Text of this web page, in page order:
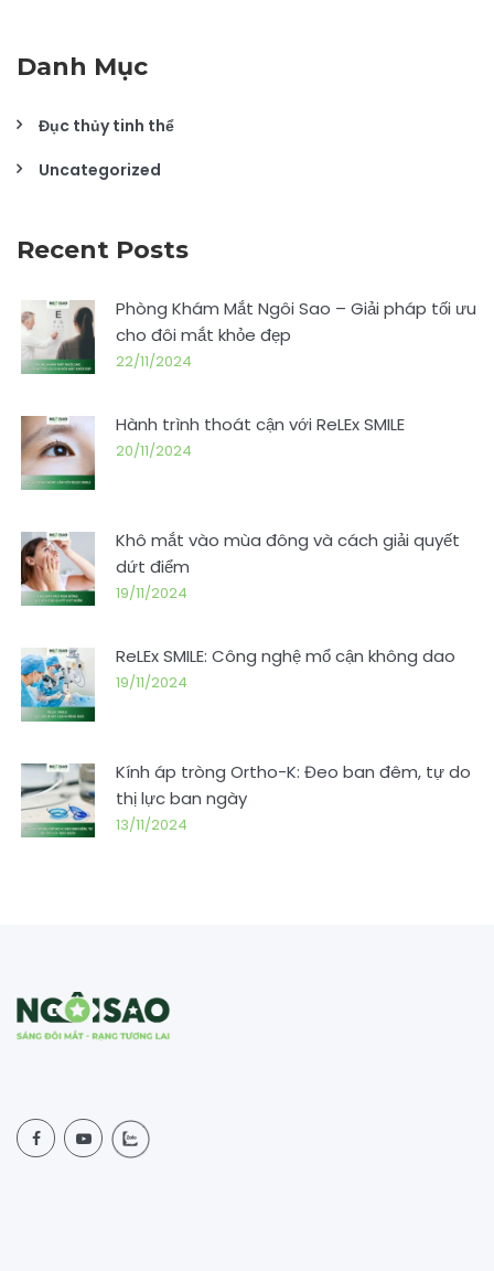
Danh Mục
Đục thủy tinh thể
Uncategorized
Recent Posts
Phòng Khám Mắt Ngôi Sao – Giải pháp tối ưu
cho đôi mắt khỏe đẹp
22/11/2024
Hành trình thoát cận với ReLEx SMILE
20/11/2024
Khô mắt vào mùa đông và cách giải quyết
dứt điểm
19/11/2024
ReLEx SMILE: Công nghệ mổ cận không dao
19/11/2024
Kính áp tròng Ortho-K: Đeo ban đêm, tự do
thị lực ban ngày
13/11/2024